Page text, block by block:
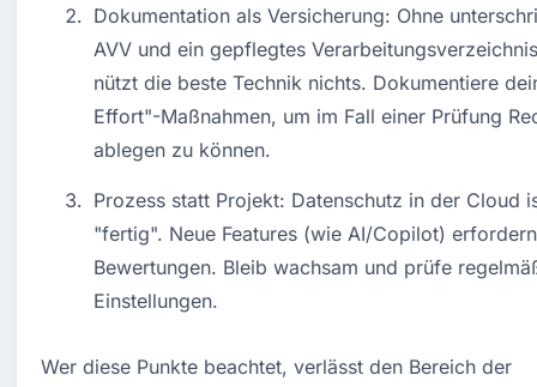
Dokumentation als Versicherung: Ohne
AVV und ein gepflegtes
nützt die beste Technik nichts. Dokumentiere
Effort"-Maßnahmen, um im Fall einer Prüfung
ablegen zu können.
Prozess statt Projekt: Datenschutz in der Cloud
"fertig". Neue Features (wie AI/Copilot)
Bewertungen. Bleib wachsam und prüfe
Einstellungen.
Wer diese Punkte beachtet, verlässt den Bereich der